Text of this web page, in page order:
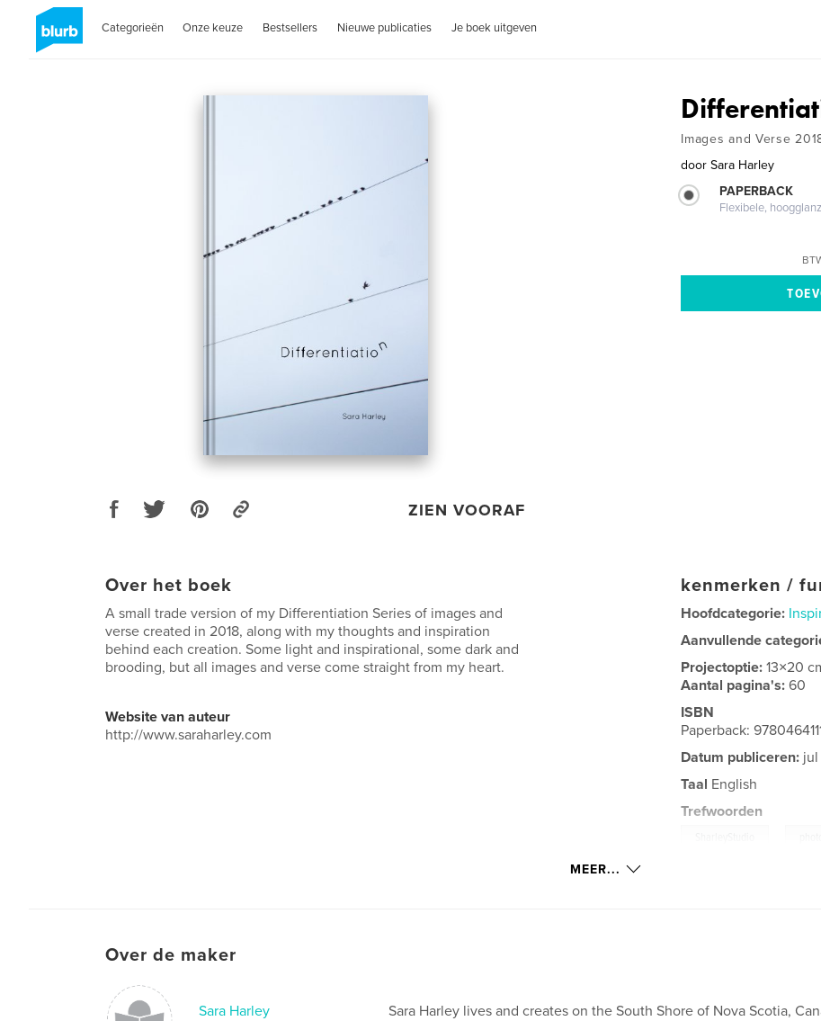
Categorieën Onze keuze Bestsellers Nieuwe publicaties Je boek uitgeven
ZIEN VOORAF
Images and Verse
door Sara Harley
PAPERBACK
Flexibele,
Over het boek
A small trade version of my Differentiation Series of images and
verse created in 2018, along with my thoughts and inspiration
behind each creation. Some light and inspirational, some dark and
brooding, but all images and verse come straight from my heart.
Website van auteur
http://www.saraharley.com
kenmerken /
Hoofdcategorie:
Aanvullende
Projectoptie:13×20
Aantal pagina's:60
ISBN
Paperback:
Datum publiceren: jul
Taal English
Trefwoorden
MEER...
Over de maker
Sara Harley
Sara Harley lives and creates on the South Shore of Nova Scotia,